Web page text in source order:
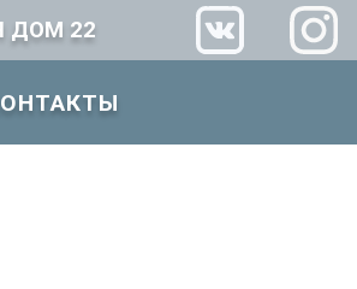
ДОМ 22